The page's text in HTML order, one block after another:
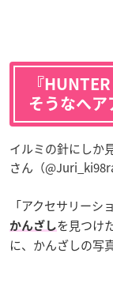
『
そうなヘア
イルミの針にしか
さん（
「アクセサリーシ
かんざしを見つけ
に、かんざしの写